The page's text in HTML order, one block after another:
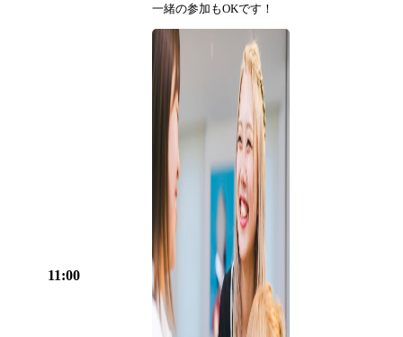
11:00
一緒の参加もOKです！